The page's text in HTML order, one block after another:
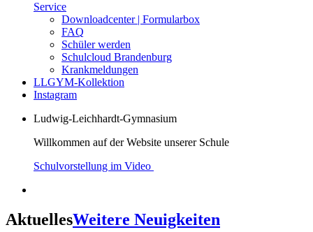
Service
Downloadcenter | Formularbox
FAQ
Schüler werden
Schulcloud Brandenburg
Krankmeldungen
LLGYM-Kollektion
Instagram
Ludwig-Leichhardt-Gymnasium
Willkommen auf der Website unserer Schule
Schulvorstellung im Video
AktuellesWeitere Neuigkeiten